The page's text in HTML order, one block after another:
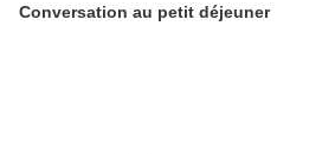
Conversation au petit déjeuner